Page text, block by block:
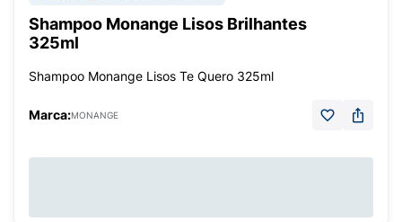
Shampoo Monange Lisos Brilhantes
325ml
Shampoo Monange Lisos Te Quero 325ml
Marca:MONANGE